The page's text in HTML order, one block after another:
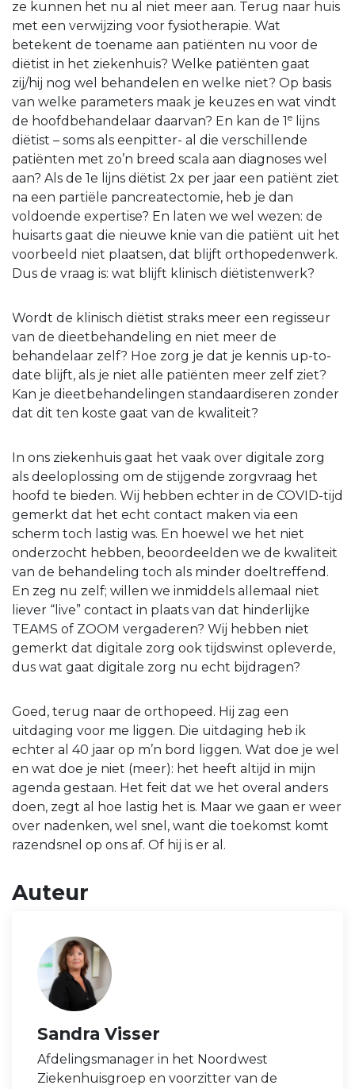
ze kunnen het nu al niet meer aan. Terug naar huis
met een verwijzing voor fysiotherapie. Wat
betekent de toename aan patiënten nu voor de
diëtist in het ziekenhuis? Welke patiënten gaat
zij/hij nog wel behandelen en welke niet? Op basis
van welke parameters maak je keuzes en wat vindt
de hoofdbehandelaar daarvan? En kan de 1 e lijns
diëtist – soms als eenpitter- al die verschillende
patiënten met zo’n breed scala aan diagnoses wel
aan? Als de 1e lijns diëtist 2x per jaar een patiënt ziet
na een partiële pancreatectomie, heb je dan
voldoende expertise? En laten we wel wezen: de
huisarts gaat die nieuwe knie van die patiënt uit het
voorbeeld niet plaatsen, dat blijft orthopedenwerk.
Dus de vraag is: wat blijft klinisch diëtistenwerk?
Wordt de klinisch diëtist straks meer een regisseur
van de dieetbehandeling en niet meer de
behandelaar zelf? Hoe zorg je dat je kennis up-to-
date blijft, als je niet alle patiënten meer zelf ziet?
Kan je dieetbehandelingen standaardiseren zonder
dat dit ten koste gaat van de kwaliteit?
In ons ziekenhuis gaat het vaak over digitale zorg
als deeloplossing om de stijgende zorgvraag het
hoofd te bieden. Wij hebben echter in de COVID-tijd
gemerkt dat het echt contact maken via een
scherm toch lastig was. En hoewel we het niet
onderzocht hebben, beoordeelden we de kwaliteit
van de behandeling toch als minder doeltreffend.
En zeg nu zelf; willen we inmiddels allemaal niet
liever “live” contact in plaats van dat hinderlijke
TEAMS of ZOOM vergaderen? Wij hebben niet
gemerkt dat digitale zorg ook tijdswinst opleverde,
dus wat gaat digitale zorg nu echt bijdragen?
Goed, terug naar de orthopeed. Hij zag een
uitdaging voor me liggen. Die uitdaging heb ik
echter al 40 jaar op m’n bord liggen. Wat doe je wel
en wat doe je niet (meer): het heeft altijd in mijn
agenda gestaan. Het feit dat we het overal anders
doen, zegt al hoe lastig het is. Maar we gaan er weer
over nadenken, wel snel, want die toekomst komt
razendsnel op ons af. Of hij is er al.
Auteur
Sandra Visser
Afdelingsmanager in het Noordwest
Ziekenhuisgroep en voorzitter van de